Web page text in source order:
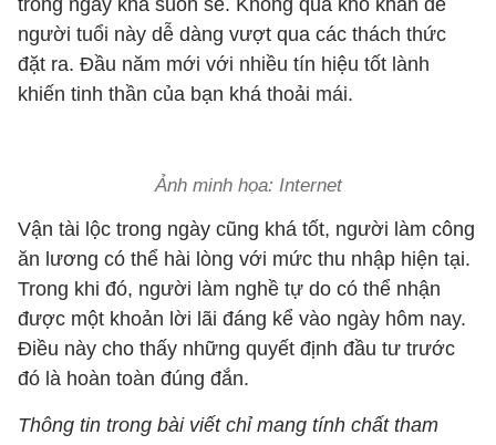
trong ngày khá suôn sẻ. Không quá khó khăn để
người tuổi này dễ dàng vượt qua các thách thức
đặt ra. Đầu năm mới với nhiều tín hiệu tốt lành
khiến tinh thần của bạn khá thoải mái.
Ảnh minh họa: Internet
Vận tài lộc trong ngày cũng khá tốt, người làm công
ăn lương có thể hài lòng với mức thu nhập hiện tại.
Trong khi đó, người làm nghề tự do có thể nhận
được một khoản lời lãi đáng kể vào ngày hôm nay.
Điều này cho thấy những quyết định đầu tư trước
đó là hoàn toàn đúng đắn.
Thông tin trong bài viết chỉ mang tính chất tham